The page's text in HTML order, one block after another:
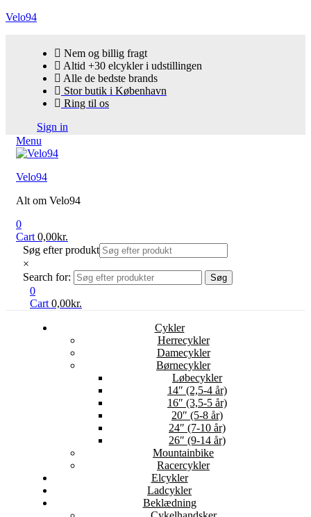
Velo94
Nem og billig fragt
Altid +30 elcykler i udstillingen
Alle de bedste brands
Stor butik i København
Ring til os
Sign in
Menu
Velo94
Alt om Velo94
0
Cart 0,00kr.
Søg efter produkt
×
Search for:
Søg
0
Cart 0,00kr.
Cykler
Herrecykler
Damecykler
Børnecykler
Løbecykler
14″ (2,5-4 år)
16″ (3,5-5 år)
20″ (5-8 år)
24″ (7-10 år)
26″ (9-14 år)
Mountainbike
Racercykler
Elcykler
Ladcykler
Beklædning